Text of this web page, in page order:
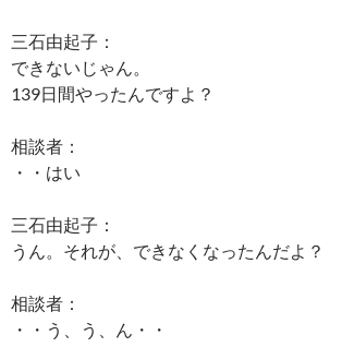
三石由起子：
できないじゃん。
139日間やったんですよ？
相談者：
・・はい
三石由起子：
うん。それが、できなくなったんだよ？
相談者：
・・う、う、ん・・